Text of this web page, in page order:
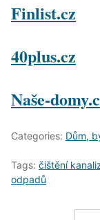
Finlist.cz
40plus.cz
Naše-
Categories: Dům,
Tags: čištění
odpadů